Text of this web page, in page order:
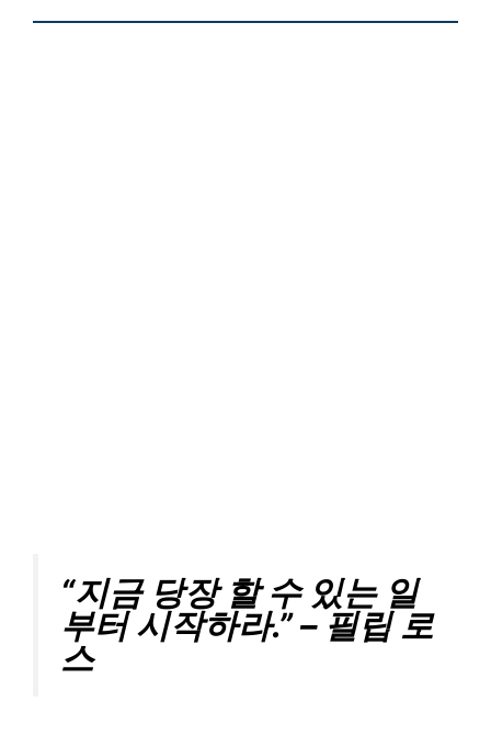
“지금 당장 할 수 있는 일
부터 시작하라.” – 필립 로
스